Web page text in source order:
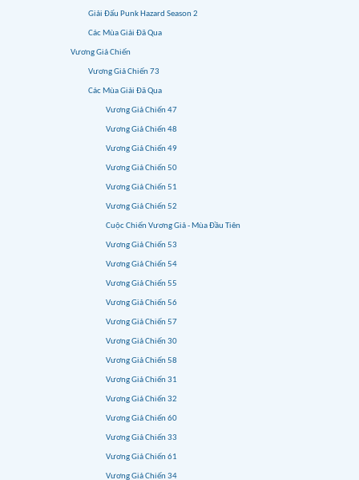
Giải Đấu Punk Hazard Season 2
Các Mùa Giải Đã Qua
Vương Giả Chiến
Vương Giả Chiến 73
Các Mùa Giải Đã Qua
Vương Giả Chiến 47
Vương Giả Chiến 48
Vương Giả Chiến 49
Vương Giả Chiến 50
Vương Giả Chiến 51
Vương Giả Chiến 52
Cuộc Chiến Vương Giả - Mùa Đầu Tiên
Vương Giả Chiến 53
Vương Giả Chiến 54
Vương Giả Chiến 55
Vương Giả Chiến 56
Vương Giả Chiến 57
Vương Giả Chiến 30
Vương Giả Chiến 58
Vương Giả Chiến 31
Vương Giả Chiến 32
Vương Giả Chiến 60
Vương Giả Chiến 33
Vương Giả Chiến 61
Vương Giả Chiến 34